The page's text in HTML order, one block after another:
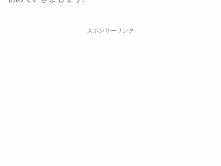
スポンサーリンク